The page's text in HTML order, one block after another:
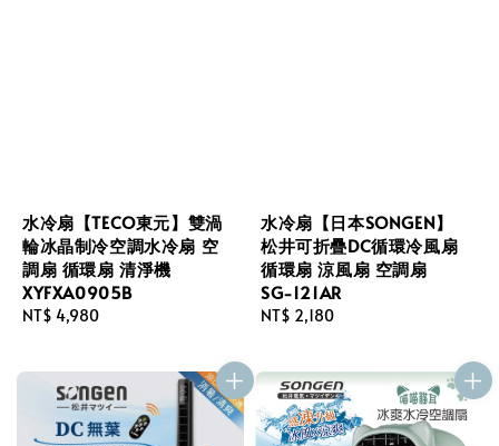
水冷扇【TECO東元】雙渦
輪冰晶制冷空調水冷扇 空
調扇 循環扇 清淨機
XYFXA0905B
Regular
NT$ 4,980
水冷扇【日本SONGEN】
松井可折疊DC循環冷風扇
循環扇 涼風扇 空調扇
SG-121AR
Regular
NT$ 2,180